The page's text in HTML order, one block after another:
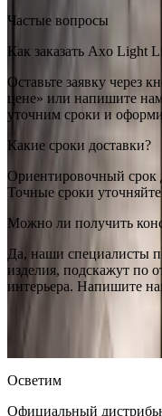
Частые вопросы
Как заказать Axo Light
Оставьте заявку через
цене» или напишите
уточним сроки и
Какие сроки доставки?
Ориентировочный срок
Точные сроки
Можно ли получить
Да, наши специалисты
изделия, подскажут по
интерьера. Напишите
Осветим
Официальный